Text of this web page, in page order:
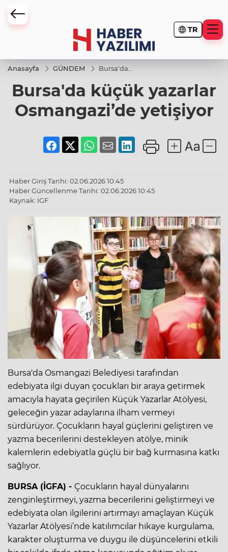
TR
Anasayfa GÜNDEM
Bursa'da
Osmangazi’de
yetişiyor
Bursa'da küçük yazarlar
Osmangazi’de yetişiyor
Haber Giriş Tarihi: 02.06.2026 10:45
Haber Güncellenme Tarihi: 02.06.2026 10:45
Kaynak: IGF
Bursa'da Osmangazi Belediyesi tarafından
edebiyata ilgi duyan çocukları bir araya getirmek
amacıyla hayata geçirilen Küçük Yazarlar Atölyesi,
geleceğin yazar adaylarına ilham vermeyi
sürdürüyor. Çocukların hayal güçlerini geliştiren ve
yazma becerilerini destekleyen atölye, minik
kalemlerin edebiyatla güçlü bir bağ kurmasına katkı
sağlıyor.
BURSA (İGFA) - Çocukların hayal dünyalarını
zenginleştirmeyi, yazma becerilerini geliştirmeyi ve
edebiyata olan ilgilerini artırmayı amaçlayan Küçük
Yazarlar Atölyesi’nde katılımcılar hikaye kurgulama,
karakter oluşturma ve duygu ile düşüncelerini etkili